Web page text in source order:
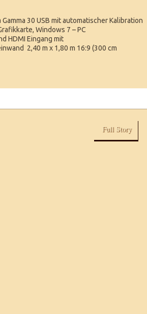
30 USB mit automatischer Kalibration
Windows 7 – PC
HDMI Eingang mit
2,40 m x 1,80 m 16:9 (300 cm
Full Story